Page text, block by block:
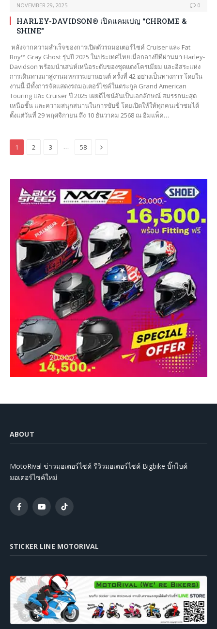
NOVEMBER 29, 2025 0
HARLEY-DAVIDSON® เปิดแคมเปญ “CHROME &
SHINE”
หลังจากความสำเร็จของการเปิดตัวรถมอเตอร์ไซค์ Cruiser และ Fat
Boy™ Gray Ghost รุ่นปี 2025 ในประเทศไทยเมื่อกลางปีที่ผ่านมา Harley-
Davidson พร้อมนำเสน่ห์เหนือระดับของชุดแต่งโครเมียม และอิสระแห่ง
การเดินทางมาสู่งานมหกรรมยานยนต์ ครั้งที่ 42 อย่างเป็นทางการ โดยใน
งานนี้ มีทั้งการจัดแสดงรถมอเตอร์ไซค์ในตระกูล Grand American
Touring และ Cruiser ปี 2025 เผยดีไซน์อันเป็นเอกลักษณ์ สมรรถนะสุด
เหนือชั้น และความสนุกสนานในการขับขี่ โดยเปิดให้ให้ทุกคนเข้าชมได้
ตั้งแต่วันที่ 29 พฤศจิกายน ถึง 10 ธันวาคม 2568 ณ อิมแพ็ค…
1 2 3 … 58 Next
ABOUT
MotoRival ข่าวมอเตอร์ไซค์ รีวิวมอเตอร์ไซค์ Bigbike บิ๊กไบค์
มอเตอร์ไซค์ใหม่
FacebookYouTubeTikTok
STICKER LINE MOTORIVAL